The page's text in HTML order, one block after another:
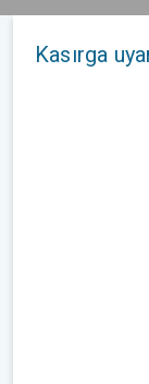
Kasırga